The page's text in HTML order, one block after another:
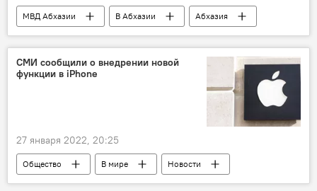
МВД Абхазии В Абхазии
Абхазия
наркотики
Сухум
СМИ сообщили о внедрении новой
функции в iPhone
27 января 2022, 20:25
Общество В мире
Новости
Apple
смартфоны